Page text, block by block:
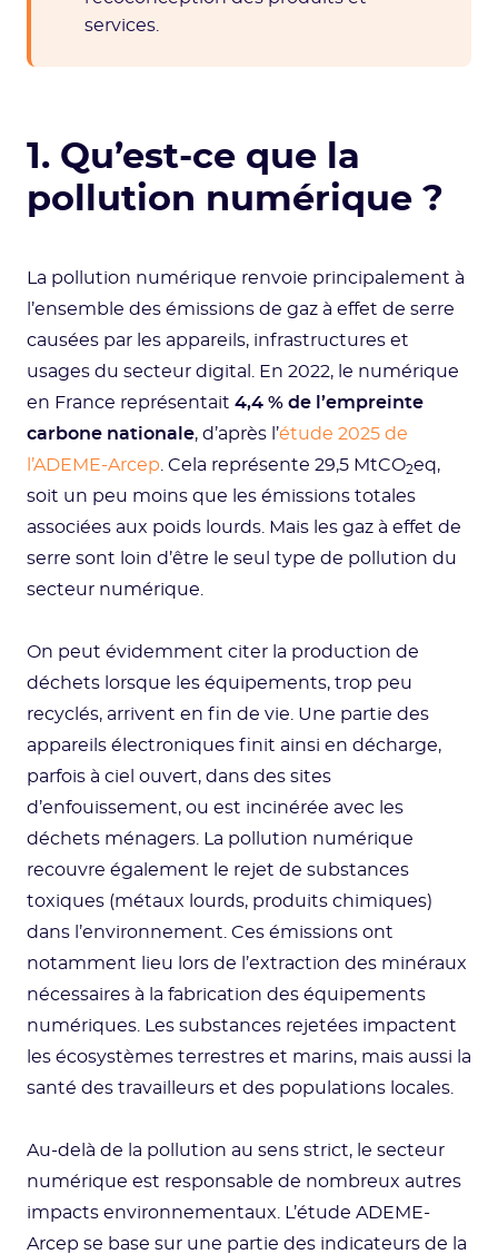
services.
1. Qu’est-ce que la
pollution numérique ?
La pollution numérique renvoie principalement à
l’ensemble des émissions de gaz à effet de serre
causées par les appareils, infrastructures et
usages du secteur digital. En 2022, le numérique
en France représentait 4,4 % de l’empreinte
carbone nationale, d’après l’étude 2025 de
l’ADEME-Arcep . Cela représente 29,5 MtCO2eq,
soit un peu moins que les émissions totales
associées aux poids lourds. Mais les gaz à effet de
serre sont loin d’être le seul type de pollution du
secteur numérique.
On peut évidemment citer la production de
déchets lorsque les équipements, trop peu
recyclés, arrivent en fin de vie. Une partie des
appareils électroniques finit ainsi en décharge,
parfois à ciel ouvert, dans des sites
d’enfouissement, ou est incinérée avec les
déchets ménagers. La pollution numérique
recouvre également le rejet de substances
toxiques (métaux lourds, produits chimiques)
dans l’environnement. Ces émissions ont
notamment lieu lors de l’extraction des minéraux
nécessaires à la fabrication des équipements
numériques. Les substances rejetées impactent
les écosystèmes terrestres et marins, mais aussi la
santé des travailleurs et des populations locales.
Au-delà de la pollution au sens strict, le secteur
numérique est responsable de nombreux autres
impacts environnementaux. L’étude ADEME-
Arcep se base sur une partie des indicateurs de la